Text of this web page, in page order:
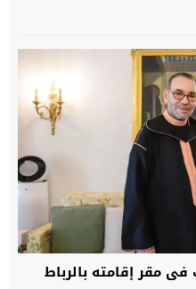
في مقر إقامته بالرباط